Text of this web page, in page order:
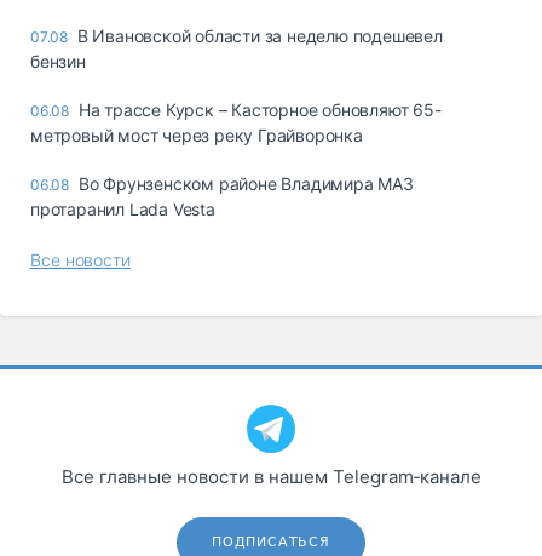
07.08 В Ивановской области за неделю подешевел
бензин
06.08 На трассе Курск – Касторное обновляют 65-
метровый мост через реку Грайворонка
06.08 Во Фрунзенском районе Владимира МАЗ
протаранил Lada Vesta
Все новости
Все главные новости в нашем Telegram‑канале
ПОДПИСАТЬСЯ